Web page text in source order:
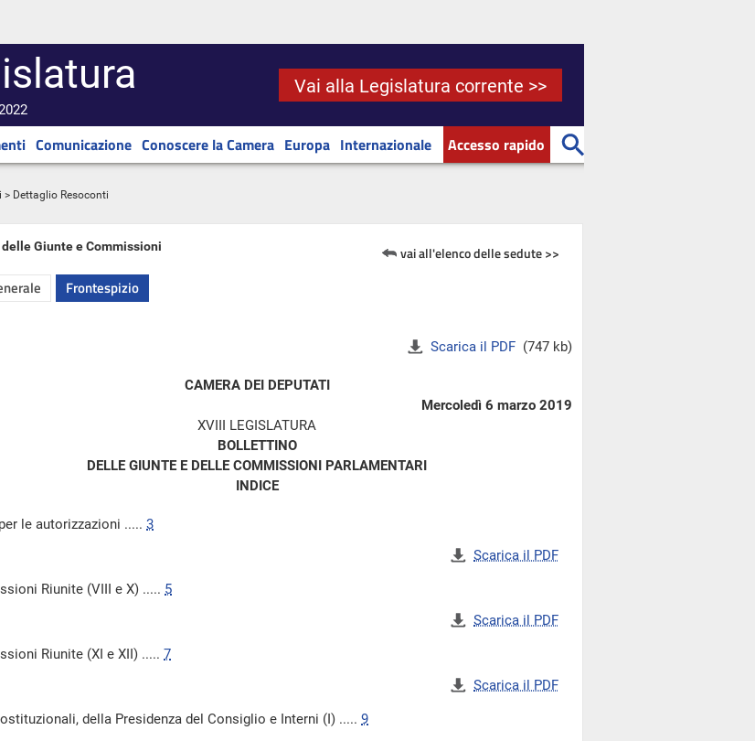
Vai alla Legislatura corrente >>
Comunicazione Conoscere la Camera Europa Internazionale Accesso rapido
> Dettaglio Resoconti
Giunte e Commissioni vai all'elenco delle sedute >>
Frontespizio
Scarica il PDF (747 kb)
CAMERA DEI DEPUTATI
Mercoledì 6 marzo 2019
XVIII LEGISLATURA
BOLLETTINO
DELLE GIUNTE E DELLE COMMISSIONI PARLAMENTARI
INDICE
le autorizzazioni ..... 3
Scarica il PDF
Riunite (VIII e X) ..... 5
Scarica il PDF
Riunite (XI e XII) ..... 7
Scarica il PDF
della Presidenza del Consiglio e Interni (I) ..... 9